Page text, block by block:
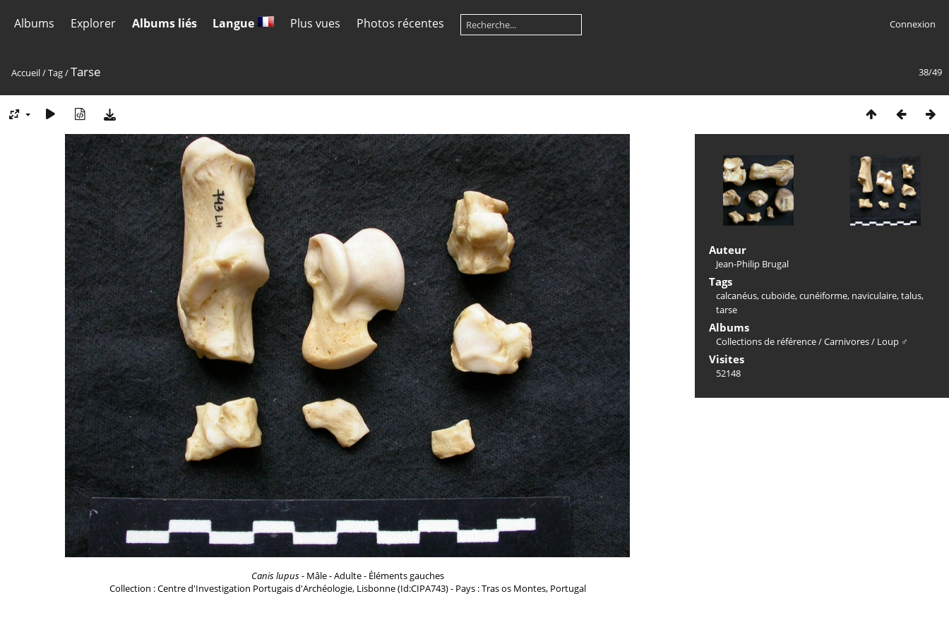
Albums Explorer Albums liés Langue Plus vues Photos récentes Connexion
38/49
Accueil/Tag/Tarse
Canis lupus- Mâle - Adulte - Éléments gauches
Collection : Centre d'Investigation Portugais d'Archéologie, Lisbonne (Id:CIPA743) - Pays : Tras os Montes, Portugal
Auteur
Jean-Philip Brugal
Tags
calcanéus,cuboïde,cunéiforme, naviculaire,talus,
tarse
Albums
Collections de référence/Carnivores/ Loup ♂
Visites
52148